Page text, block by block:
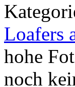
Loafers
hohe
noch